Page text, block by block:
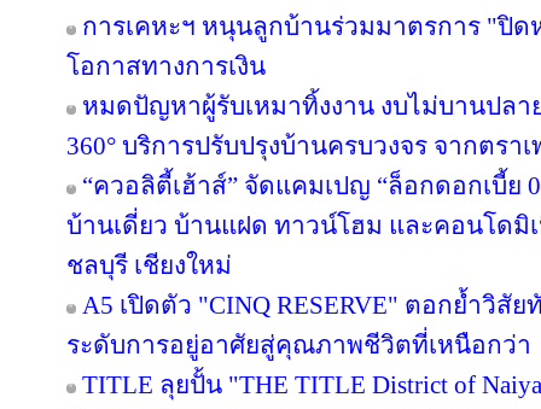
การเคหะฯ หนุนลูกบ้านร่วมมาตรการ "ปิ
โอกาสทางการเงิน
หมดปัญหาผู้รับเหมาทิ้งงาน งบไม่บานปลาย
360° บริการปรับปรุงบ้านครบวงจร จากตรา
“ควอลิตี้เฮ้าส์” จัดแคมเปญ “ล็อกดอกเบี้ย
บ้านเดี่ยว บ้านแฝด ทาวน์โฮม และคอนโดมิ
ชลบุรี เชียงใหม่
A5 เปิดตัว "CINQ RESERVE" ตอกย้ำวิสัย
ระดับการอยู่อาศัยสู่คุณภาพชีวิตที่เหนือกว่า
TITLE ลุยปั้น "THE TITLE District of